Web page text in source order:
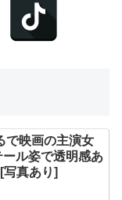
で映画の主演女
ル姿で透明感あ
真あり]